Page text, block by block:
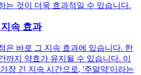
는 것이 더욱 효과적일 수 있습니다.
속 효과
은 바로 그 지속 효과에 있습니다. 한
까지 약효가 유지될 수 있습니다. 이
장 긴 지속 시간으로, '주말약'이라는